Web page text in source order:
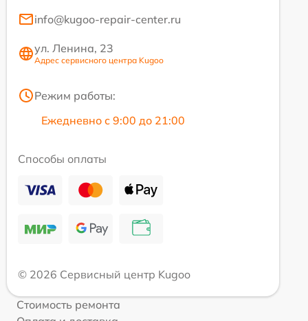
info@kugoo-repair-center.ru
ул. Ленина, 23
Адрес сервисного центра Kugoo
Режим работы:
Ежедневно с 9:00 до 21:00
Способы оплаты
© 2026 Сервисный центр Kugoo
Стоимость ремонта